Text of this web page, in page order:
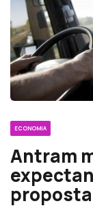
ECONOMIA
Antram